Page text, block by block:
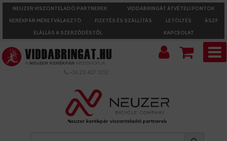
NEUZER VISZONTELADÓ PARTNEREK
VIDDABRINGÁT ÁTVÉTELI PONTOK
KERÉKPÁR MÉRETVÁLASZTÓ
FIZETÉS ÉS SZÁLLÍTÁS LETÖLTÉS
ÁSZF
ELÁLLÁS A SZERZŐDÉSTŐL
KAPCSOLAT
+36 20 427 1232